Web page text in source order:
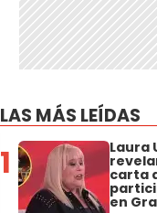
LAS MÁS LEÍDAS
1 Laura
carta
en